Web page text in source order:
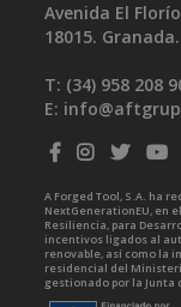
Avenida El
18015. Granada.
T: (34) 958 208
E:
A Forged Tool, S.A. ha
NextGenerationEU, en
Resiliencia, para
incentivos ligados al
renovable, así como la
residencial del
gestionado por la Junta